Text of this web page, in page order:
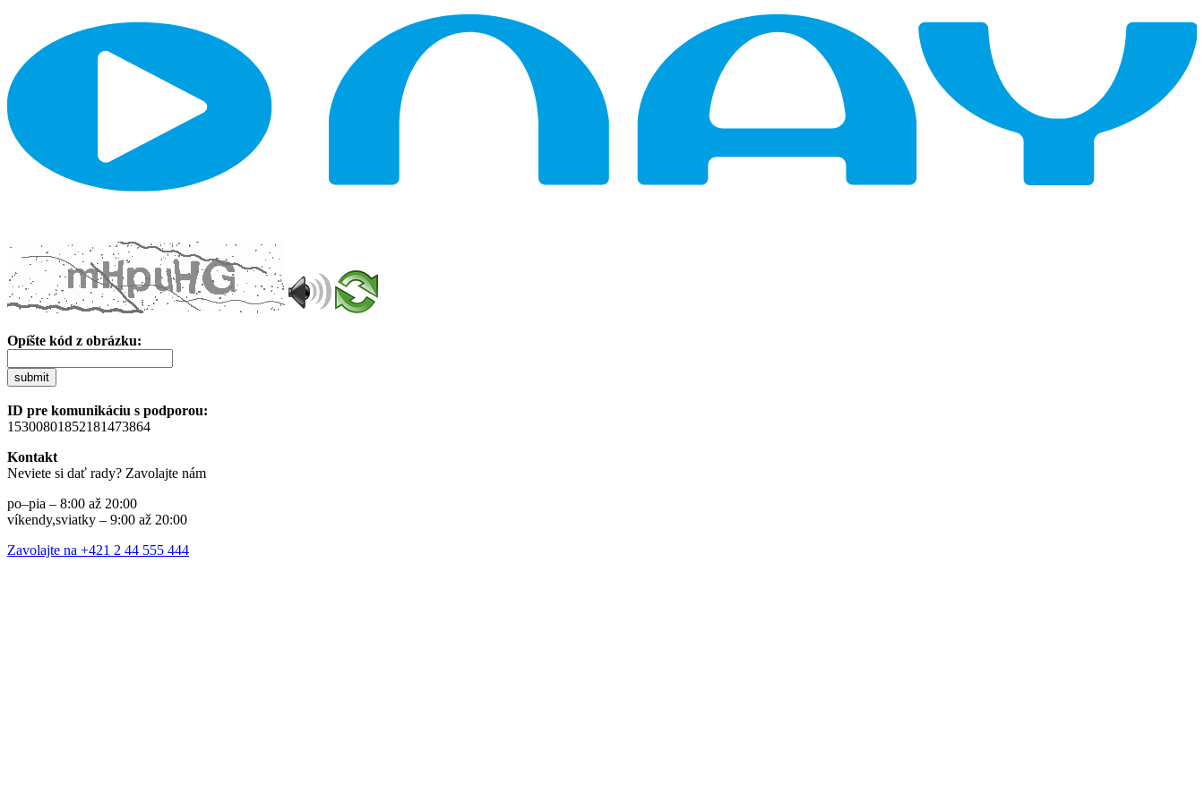
Opíšte kód z obrázku:
submit
ID pre komunikáciu s podporou:
15300801852181473864
Kontakt
Neviete si dať rady? Zavolajte nám
po–pia – 8:00 až 20:00
víkendy,sviatky – 9:00 až 20:00
Zavolajte na +421 2 44 555 444